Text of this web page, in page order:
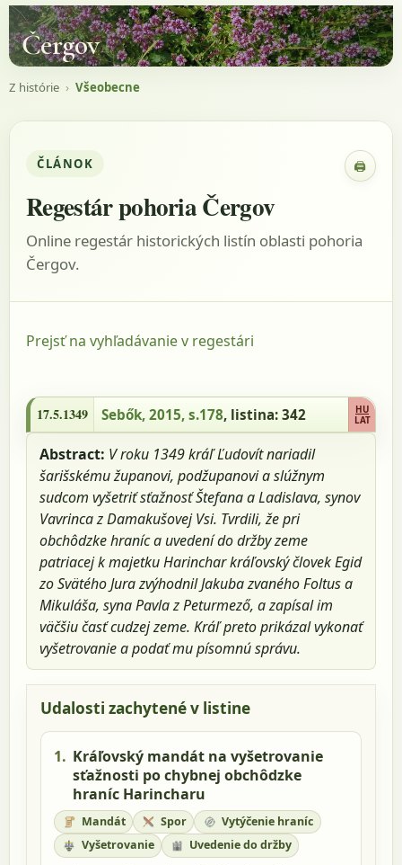
Čergov
Z histórie › Všeobecne
ČLÁNOK 🖨
Regestár pohoria Čergov
Online regestár historických listín oblasti pohoria
Čergov.
Prejsť na vyhľadávanie v regestári
17.5.1349 Sebők, 2015, s.178, listina: 342
HU
LAT
Abstract: V roku 1349 kráľ Ľudovít nariadil
šarišskému županovi, podžupanovi a slúžnym
sudcom vyšetriť sťažnosť Štefana a Ladislava, synov
Vavrinca z Damakušovej Vsi. Tvrdili, že pri
obchôdzke hraníc a uvedení do držby zeme
patriacej k majetku Harinchar kráľovský človek Egid
zo Svätého Jura zvýhodnil Jakuba zvaného Foltus a
Mikuláša, syna Pavla z Peturmező, a zapísal im
väčšiu časť cudzej zeme. Kráľ preto prikázal vykonať
vyšetrovanie a podať mu písomnú správu.
Udalosti zachytené v listine
1. Kráľovský mandát na vyšetrovanie
sťažnosti po chybnej obchôdzke
hraníc Harincharu
Mandát Spor
Vytýčenie hraníc
Vyšetrovanie
Uvedenie do držby